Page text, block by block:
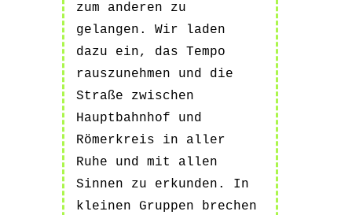
zum anderen zu
gelangen. Wir laden
dazu ein, das Tempo
rauszunehmen und die
Straße zwischen
Hauptbahnhof und
Römerkreis in aller
Ruhe und mit allen
Sinnen zu erkunden. In
kleinen Gruppen brechen